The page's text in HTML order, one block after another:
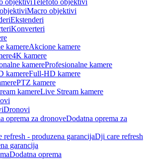
Macro objektivi
Ekstenderi
Konverteri
Akcione kamere
4K kamere
Profesionalne kamere
Full-HD kamere
PTZ kamere
Live Stream kamere
Dronovi
Dodatna oprema za
Dji care refresh
garancija
Dodatna oprema